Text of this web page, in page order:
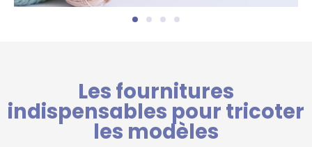
Les fournitures
indispensables pour tricoter
les modèles